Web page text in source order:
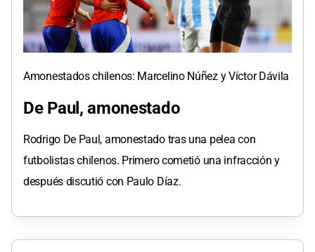
Amonestados chilenos: Marcelino Núñez y Víctor Dávila
De Paul, amonestado
Rodrigo De Paul, amonestado tras una pelea con
futbolistas chilenos. Primero cometió una infracción y
después discutió con Paulo Díaz.